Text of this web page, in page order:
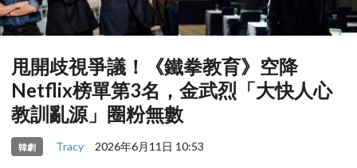
甩開歧視爭議！《鐵拳教育》空降
Netflix榜單第3名，金武烈「大快人心
教訓亂源」圈粉無數
韓劇 Tracy 2026年6月11日 10:53